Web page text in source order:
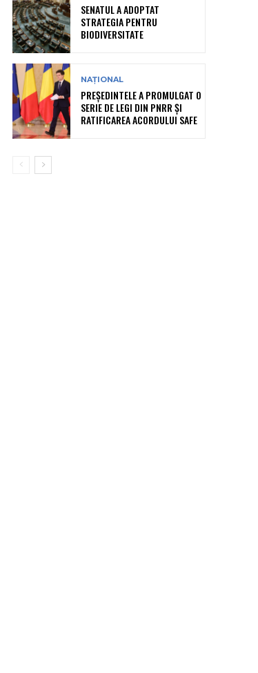
SENATUL A ADOPTAT
STRATEGIA PENTRU
BIODIVERSITATE
NAȚIONAL
PREȘEDINTELE A PROMULGAT O
SERIE DE LEGI DIN PNRR ȘI
RATIFICAREA ACORDULUI SAFE